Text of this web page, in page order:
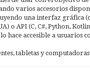
varios accesorios
una interfaz gráfica
o API (C, C#, Python,
hace accesible a usuarios
tabletas y